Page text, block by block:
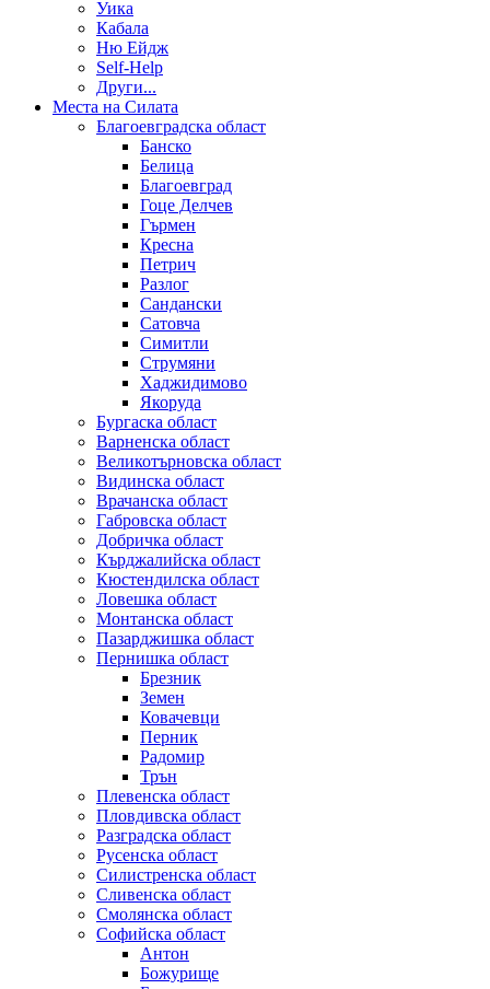
Уика
Кабала
Ню Ейдж
Self-Help
Други...
Места на Силата
Благоевградска област
Банско
Белица
Благоевград
Гоце Делчев
Гърмен
Кресна
Петрич
Разлог
Сандански
Сатовча
Симитли
Струмяни
Хаджидимово
Якоруда
Бургаска област
Варненска област
Великотърновска област
Видинска област
Врачанска област
Габровска област
Добричка област
Кърджалийска област
Кюстендилска област
Ловешка област
Монтанска област
Пазарджишка област
Пернишка област
Брезник
Земен
Ковачевци
Перник
Радомир
Трън
Плевенска област
Пловдивска област
Разградска област
Русенска област
Силистренска област
Сливенска област
Смолянска област
Софийска област
Антон
Божурище